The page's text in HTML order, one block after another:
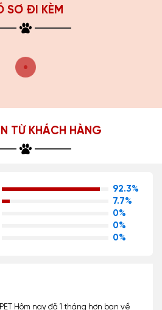
SƠ ĐI KÈM
TỪ KHÁCH HÀNG
92.3%
7.7%
0%
0%
0%
Hôm nay đã 1 tháng hơn bạn về